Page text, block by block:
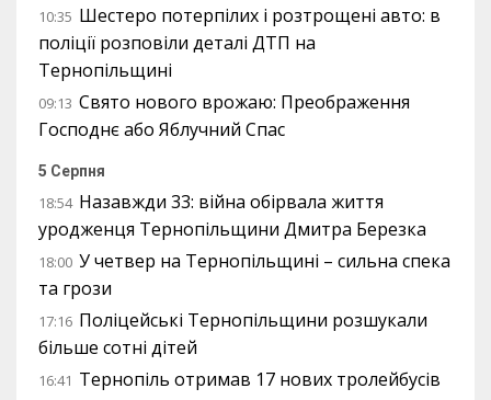
10:35 Шестеро потерпілих і розтрощені авто: в
поліції розповіли деталі ДТП на
Тернопільщині
09:13 Свято нового врожаю: Преображення
Господнє або Яблучний Спас
5 Серпня
18:54 Назавжди 33: війна обірвала життя
уродженця Тернопільщини Дмитра Березка
18:00 У четвер на Тернопільщині – сильна спека
та грози
17:16 Поліцейські Тернопільщини розшукали
більше сотні дітей
16:41 Тернопіль отримав 17 нових тролейбусів